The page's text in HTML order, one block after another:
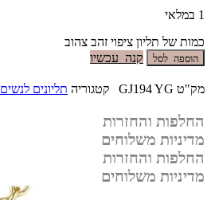
1 במלאי
כמות של תליון ציפוי זהב צהוב
הוספה לסל קנה עכשיו
מק"ט GJ194 YG קטגוריה תליונים לנשים
החלפות והחזרות
מדיניות משלוחים
החלפות והחזרות
מדיניות משלוחים